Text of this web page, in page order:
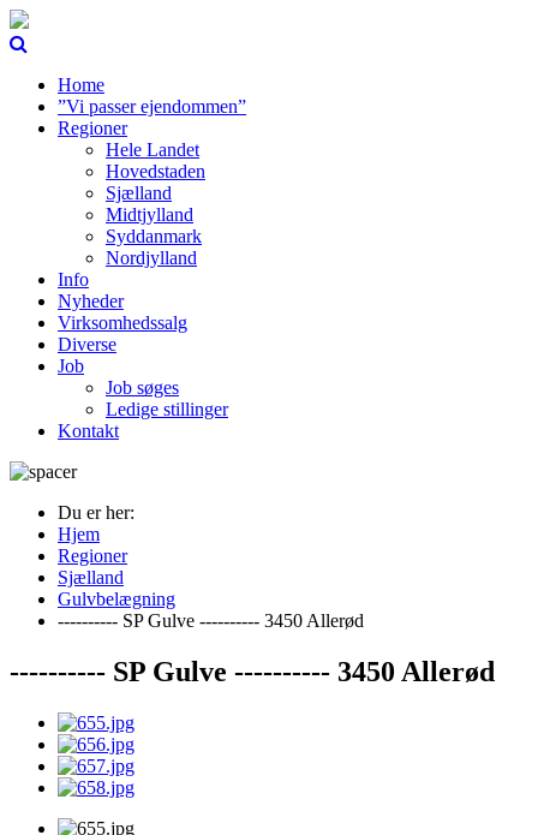
Home
”Vi passer ejendommen”
Regioner
Hele Landet
Hovedstaden
Sjælland
Midtjylland
Syddanmark
Nordjylland
Info
Nyheder
Virksomhedssalg
Diverse
Job
Job søges
Ledige stillinger
Kontakt
Du er her:
Hjem
Regioner
Sjælland
Gulvbelægning
---------- SP Gulve ---------- 3450 Allerød
---------- SP Gulve ---------- 3450 Allerød